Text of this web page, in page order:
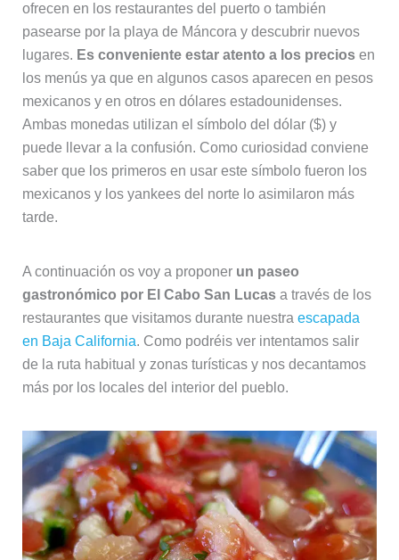
ofrecen en los restaurantes del puerto o también
pasearse por la playa de Máncora y descubrir nuevos
lugares. Es conveniente estar atento a los preciosen
los menús ya que en algunos casos aparecen en pesos
mexicanos y en otros en dólares estadounidenses.
Ambas monedas utilizan el símbolo del dólar ($) y
puede llevar a la confusión. Como curiosidad conviene
saber que los primeros en usar este símbolo fueron los
mexicanos y los yankees del norte lo asimilaron más
tarde.
A continuación os voy a proponer un paseo
gastronómico por El Cabo San Lucasa través de los
restaurantes que visitamos durante nuestra escapada
en Baja California. Como podréis ver intentamos salir
de la ruta habitual y zonas turísticas y nos decantamos
más por los locales del interior del pueblo.